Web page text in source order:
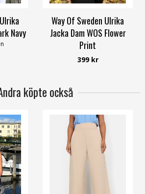
Navy
Way Of Sweden Ulrika
Jacka Dam WOS Flower
Print
Way of Sweden
399 kr
köpte också